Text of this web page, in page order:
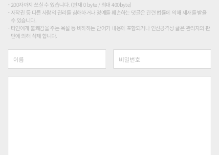
200자까지 쓰실 수 있습니다. (현재 0 byte / 최대 400byte)
저작권 등 다른 사람의 권리를 침해하거나 명예를 훼손하는 댓글은 관련 법률에 의해 제재를 받을
수 있습니다.
타인에게 불쾌감을 주는 욕설 등 비하하는 단어가 내용에 포함되거나 인신공격성 글은 관리자의 판
단에 의해 삭제 합니다.